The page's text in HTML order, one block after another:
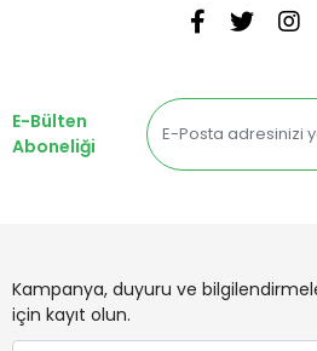
E-Bülten
Aboneliği
Kampanya, duyuru ve
için kayıt olun.